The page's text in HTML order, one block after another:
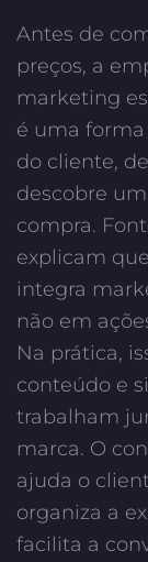
Antes de
preços, a
marketing
é uma
do cliente,
descobre
compra.
explicam
integra
não em
Na prática,
conteúdo e
trabalham
marca. O
ajuda o
organiza a
facilita a